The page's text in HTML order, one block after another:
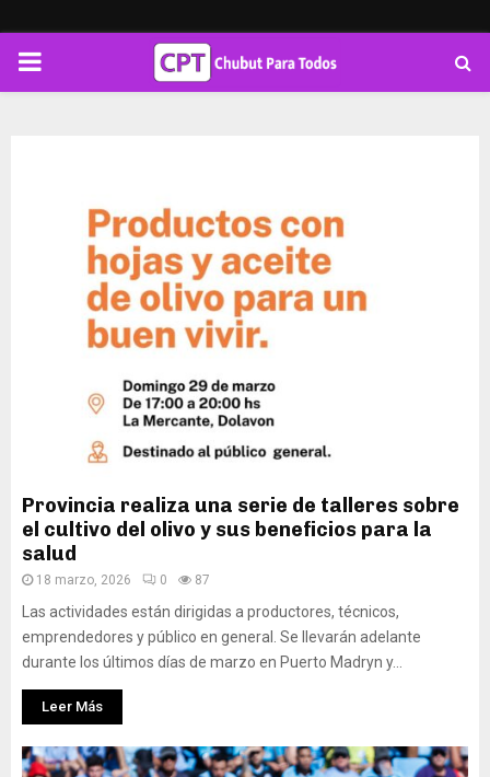
PRIMARY
Provincia realiza una serie de talleres sobre
el cultivo del olivo y sus beneficios para la
salud
18 marzo, 2026 0 87
Las actividades están dirigidas a productores, técnicos,
emprendedores y público en general. Se llevarán adelante
durante los últimos días de marzo en Puerto Madryn y...
Leer Más